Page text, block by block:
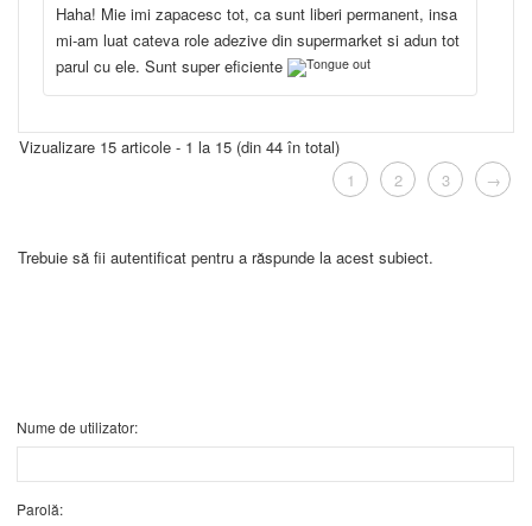
Haha! Mie imi zapacesc tot, ca sunt liberi permanent, insa
mi-am luat cateva role adezive din supermarket si adun tot
parul cu ele. Sunt super eficiente
Vizualizare 15 articole - 1 la 15 (din 44 în total)
1
2 3 →
Trebuie să fii autentificat pentru a răspunde la acest subiect.
Nume de utilizator:
Parolă: